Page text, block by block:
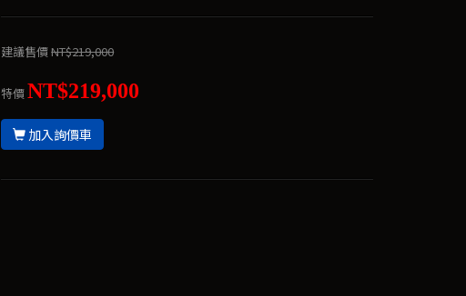
建議售價NT$219,000
特價NT$219,000
加入詢價車